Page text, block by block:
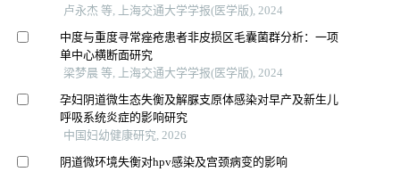
卢永杰 等, 上海交通大学学报(医学版), 2024
中度与重度寻常痤疮患者非皮损区毛囊菌群分析：一项
单中心横断面研究
梁梦晨 等, 上海交通大学学报(医学版), 2024
孕妇阴道微生态失衡及解脲支原体感染对早产及新生儿
呼吸系统炎症的影响研究
中国妇幼健康研究, 2026
阴道微环境失衡对hpv感染及宫颈病变的影响